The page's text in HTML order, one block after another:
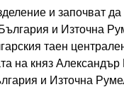
и започват да
и Източна
таен
на княз Александър
и Източна